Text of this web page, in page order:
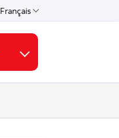
Français
Select a language
Liens connexes